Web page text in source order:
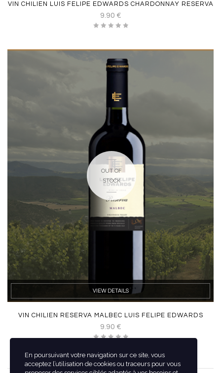
VIN CHILIEN LUIS FELIPE EDWARDS CHARDONNAY RESERVA
9.90 €
OUT OF
STOCK
VIEW DETAILS
VIN CHILIEN RESERVA MALBEC LUIS FELIPE EDWARDS
9.90 €
En poursuivant votre navigation sur ce site, vous
acceptez l’utilisation de cookies ou traceurs pour vous